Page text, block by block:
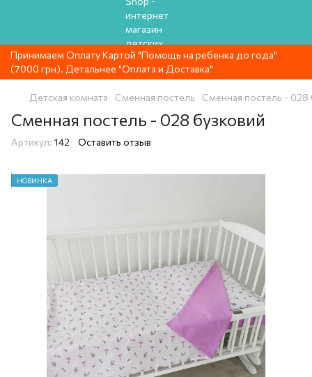
Принимаем Оплату Картой "Помощь на ребенка до года"
(7000 грн). Детальнее "Оплата и Доставка"
Детская комната Сменная постель Сменная постель - 028
Сменная постель - 028 бузковий
Артикул: 142 Оставить отзыв
НОВИНКА